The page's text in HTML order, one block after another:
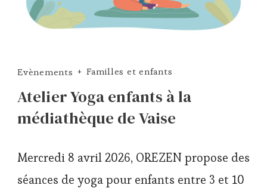
Evènements Familles et enfants
Atelier Yoga enfants à la
médiathèque de Vaise
Mercredi 8 avril 2026, OREZEN propose des
séances de yoga pour enfants entre 3 et 10